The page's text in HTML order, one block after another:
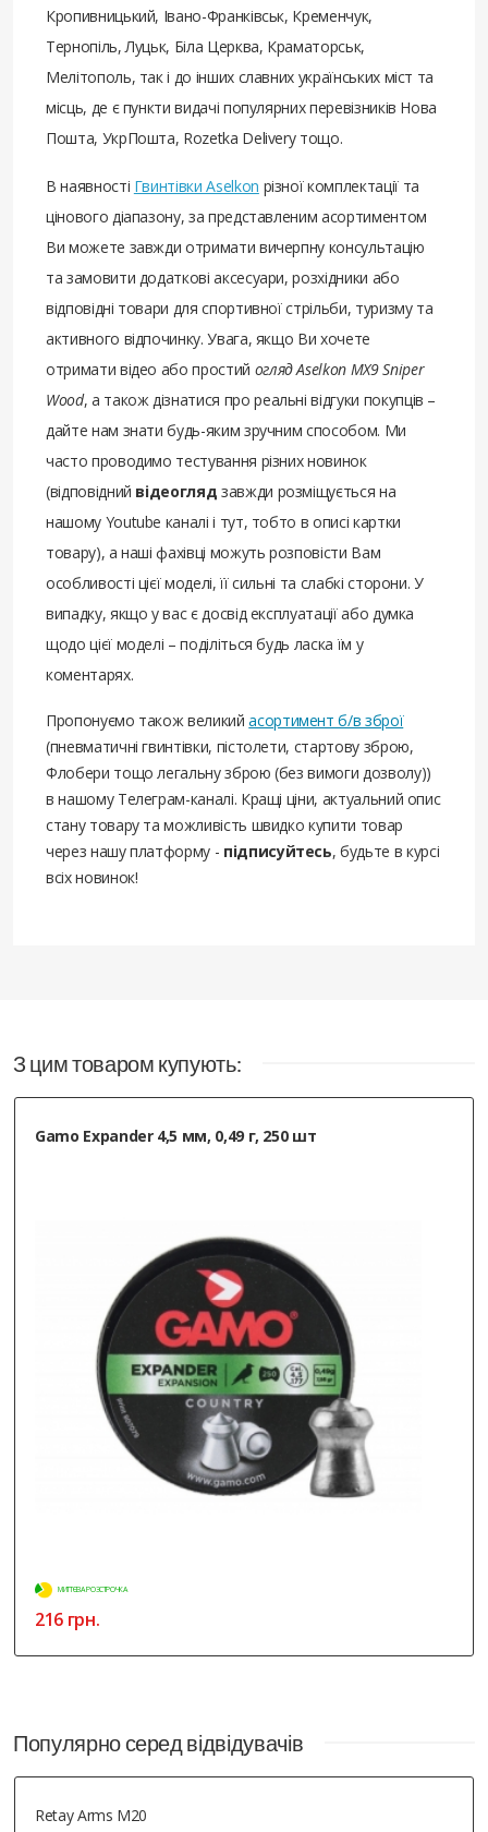
Кропивницький, Івано-Франківськ, Кременчук,
Тернопіль, Луцьк, Біла Церква, Краматорськ,
Мелітополь, так і до інших славних українських міст та
місць, де є пункти видачі популярних перевізників Нова
Пошта, УкрПошта, Rozetka Delivery тощо.
В наявності Гвинтівки Aselkon різної комплектації та
цінового діапазону, за представленим асортиментом
Ви можете завжди отримати вичерпну консультацію
та замовити додаткові аксесуари, розхідники або
відповідні товари для спортивної стрільби, туризму та
активного відпочинку. Увага, якщо Ви хочете
отримати відео або простий огляд Aselkon MX9 Sniper
Wood, а також дізнатися про реальні відгуки покупців –
дайте нам знати будь-яким зручним способом. Ми
часто проводимо тестування різних новинок
(відповідний відеогляд завжди розміщується на
нашому Youtube каналі і тут, тобто в описі картки
товару), а наші фахівці можуть розповісти Вам
особливості цієї моделі, її сильні та слабкі сторони. У
випадку, якщо у вас є досвід експлуатації або думка
щодо цієї моделі – поділіться будь ласка їм у
коментарях.
Пропонуємо також великийасортимент б/в зброї
(пневматичні гвинтівки, пістолети, стартову зброю,
Флобери тощо легальну зброю (без вимоги дозволу))
в нашому Телеграм-каналі. Кращі ціни, актуальний опис
стану товару та можливість швидко купити товар
через нашу платформу - підписуйтесь, будьте в курсі
всіх новинок!
З цим товаром купують:
Gamo Expander 4,5 мм, 0,49 г, 250 шт
МИТТЄВА РОЗСТРОЧКА
216 грн.
Популярно серед відвідувачів
Retay Arms M20